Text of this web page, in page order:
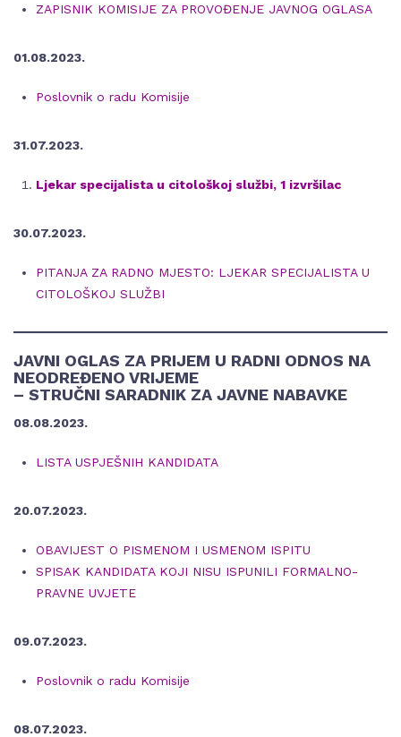
ZAPISNIK KOMISIJE ZA PROVOĐENJE JAVNOG OGLASA
01.08.2023.
Poslovnik o radu Komisije
31.07.2023.
Ljekar specijalista u citološkoj službi, 1 izvršilac
30.07.2023.
PITANJA ZA RADNO MJESTO: LJEKAR SPECIJALISTA U
CITOLOŠKOJ SLUŽBI
JAVNI OGLAS ZA PRIJEM U RADNI ODNOS NA
NEODREĐENO VRIJEME
– STRUČNI SARADNIK ZA JAVNE NABAVKE
08.08.2023.
LISTA USPJEŠNIH KANDIDATA
20.07.2023.
OBAVIJEST O PISMENOM I USMENOM ISPITU
SPISAK KANDIDATA KOJI NISU ISPUNILI FORMALNO-
PRAVNE UVJETE
09.07.2023.
Poslovnik o radu Komisije
08.07.2023.